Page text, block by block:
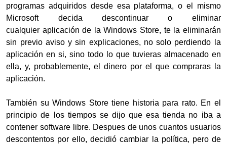
programas adquiridos desde esa plataforma, o el mismo
Microsoft decida descontinuar o eliminar
cualquier aplicación de la Windows Store, te la eliminarán
sin previo aviso y sin explicaciones, no solo perdiendo la
aplicación en si, sino todo lo que tuvieras almacenado en
ella, y, probablemente, el dinero por el que compraras la
aplicación.
También su Windows Store tiene historia para rato. En el
principio de los tiempos se dijo que esa tienda no iba a
contener software libre. Despues de unos cuantos usuarios
descontentos por ello, decidió cambiar la política, pero de